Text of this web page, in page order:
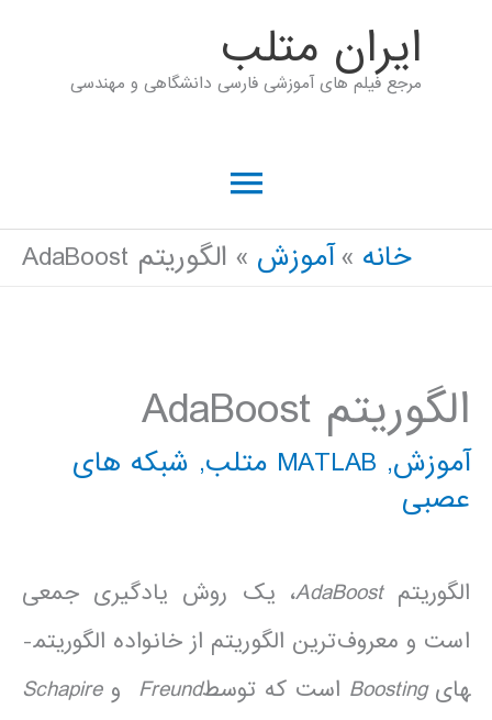
ايران متلب
مرجع فیلم های آموزشی فارسی دانشگاهی و مهندسی
فهرست
اصلی
خانه آموزش الگوریتم AdaBoost
الگوریتم AdaBoost
آموزش, MATLAB متلب , شبکه های
عصبی
الگوریتمAdaBoost، یک روش یادگیری جمعی
است و معروف‌ترین الگوریتم از خانواده الگوریتم­
هایBoosting است که توسطFreund وSchapire